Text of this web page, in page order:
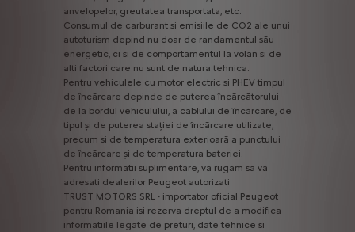
anvelopelor, greutatea transportata, etc.
Consumul de carburant si emisiile de CO2 ale unui
autoturism depind nu doar de randamentul său
energetic, ci si de comportamentul la volan si de
alti factori care nu sunt de natura tehnica.
Pentru vehiculele cu motor electric si PHEV timpul
de încărcare depinde de puterea încărcătorului
de la bordul vehiculului, a cablului de încărcare, de
tipul și de puterea stației de încărcare utilizate,
precum si de temperatura exterioară a punctului
de încărcare și de temperatura bateriei.
Pentru informatii suplimentare, va rugam sa va
adresati dealerilor Peugeot autorizati
TRUST MOTORS SRL - importator oficial Peugeot
pentru Romania isi rezerva dreptul de a modifica
informatiile legate de preturi, date tehnice si